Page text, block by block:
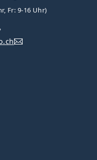
Fr: 9-16 Uhr)